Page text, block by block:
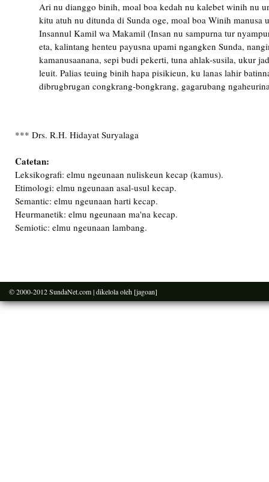
Ari nu dianggo binih, moal boa kedah nu kalebet winih nu
kitu atuh nu ditunda di Sunda oge, moal boa Winih manusa
Insannul Kamil wa Makamil (Insan nu sampurna tur
eta, kalintang henteu payusna upami ngangken Sunda,
kamanusaanana, sepi budi pekerti, tuna ahlak-susila, ukur
leuit. Palias teuing binih hapa pisikieun, ku lanas lahir
dibrugbrugan congkrang-bongkrang, gagarubang
*** Drs. R.H. Hidayat Suryalaga
Catetan:
Leksikografi: elmu ngeunaan nuliskeun kecap (kamus).
Etimologi: elmu ngeunaan asal-usul kecap.
Semantic: elmu ngeunaan harti kecap.
Heurmanetik: elmu ngeunaan ma'na kecap.
Semiotic: elmu ngeunaan lambang.
© 2000-2012SundaNet.com| dikelola oleh [jagoan]